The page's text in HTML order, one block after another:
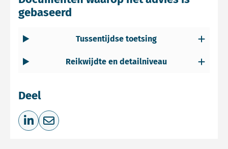
gebaseerd
Tussentijdse toetsing
Reikwijdte en detailniveau
Deel
Deel op LinkedIn
Deel via e-mail